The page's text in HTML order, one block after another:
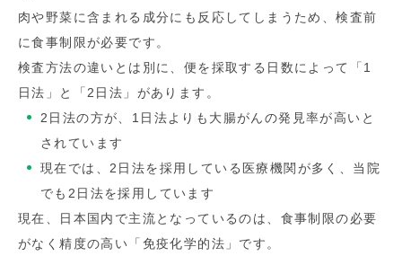
肉や野菜に含まれる成分にも反応してしまうため、検査前
に食事制限が必要です。
検査方法の違いとは別に、便を採取する日数によって「1
日法」と「2日法」があります。
2日法の方が、1日法よりも大腸がんの発見率が高いと
されています
現在では、2日法を採用している医療機関が多く、当院
でも2日法を採用しています
現在、日本国内で主流となっているのは、食事制限の必要
がなく精度の高い「免疫化学的法」です。